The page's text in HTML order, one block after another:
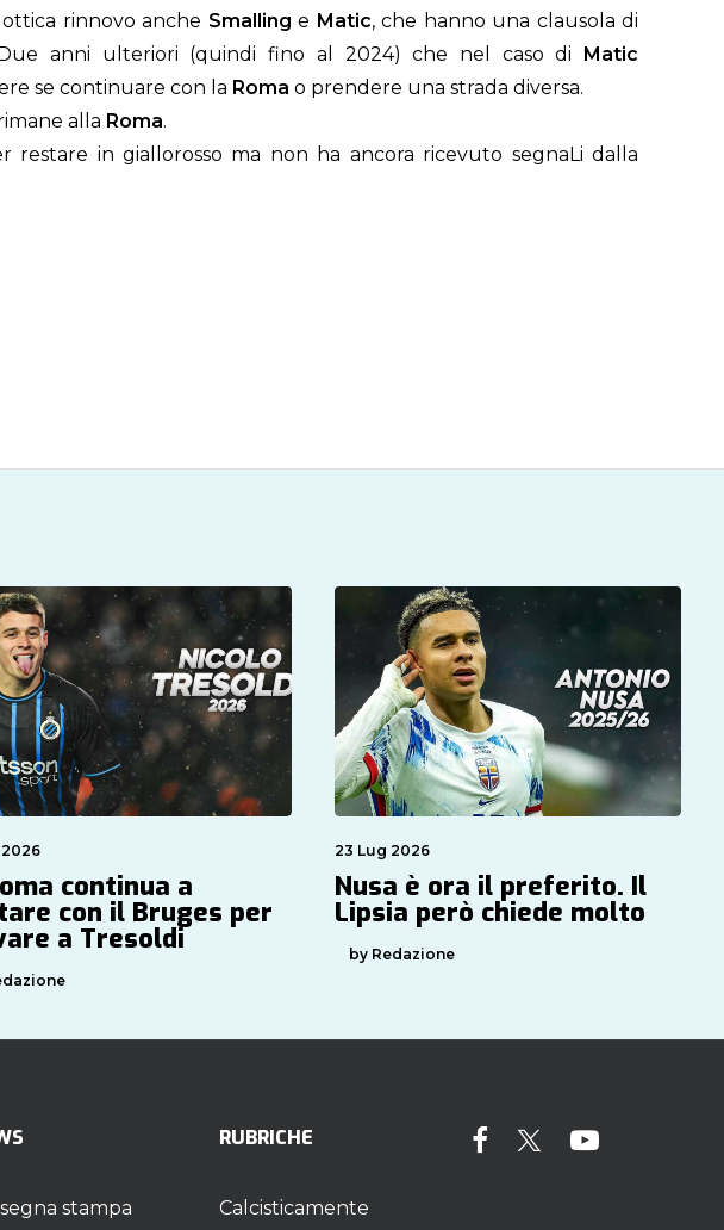
ottica rinnovo anche Smalling e Matic, che hanno una clausola di
anni ulteriori (quindi fino al 2024) che nel caso di Matic
se continuare con la Roma o prendere una strada diversa.
alla Roma.
restare in giallorosso ma non ha ancora ricevuto segnaLi dalla
continua a
con il Bruges per
a Tresoldi
23 Lug 2026
Nusa è ora il preferito. Il
Lipsia però chiede molto
by Redazione
stampa
RUBRICHE
Calcisticamente